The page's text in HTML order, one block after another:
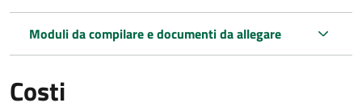
Moduli da compilare e documenti da allegare
Costi